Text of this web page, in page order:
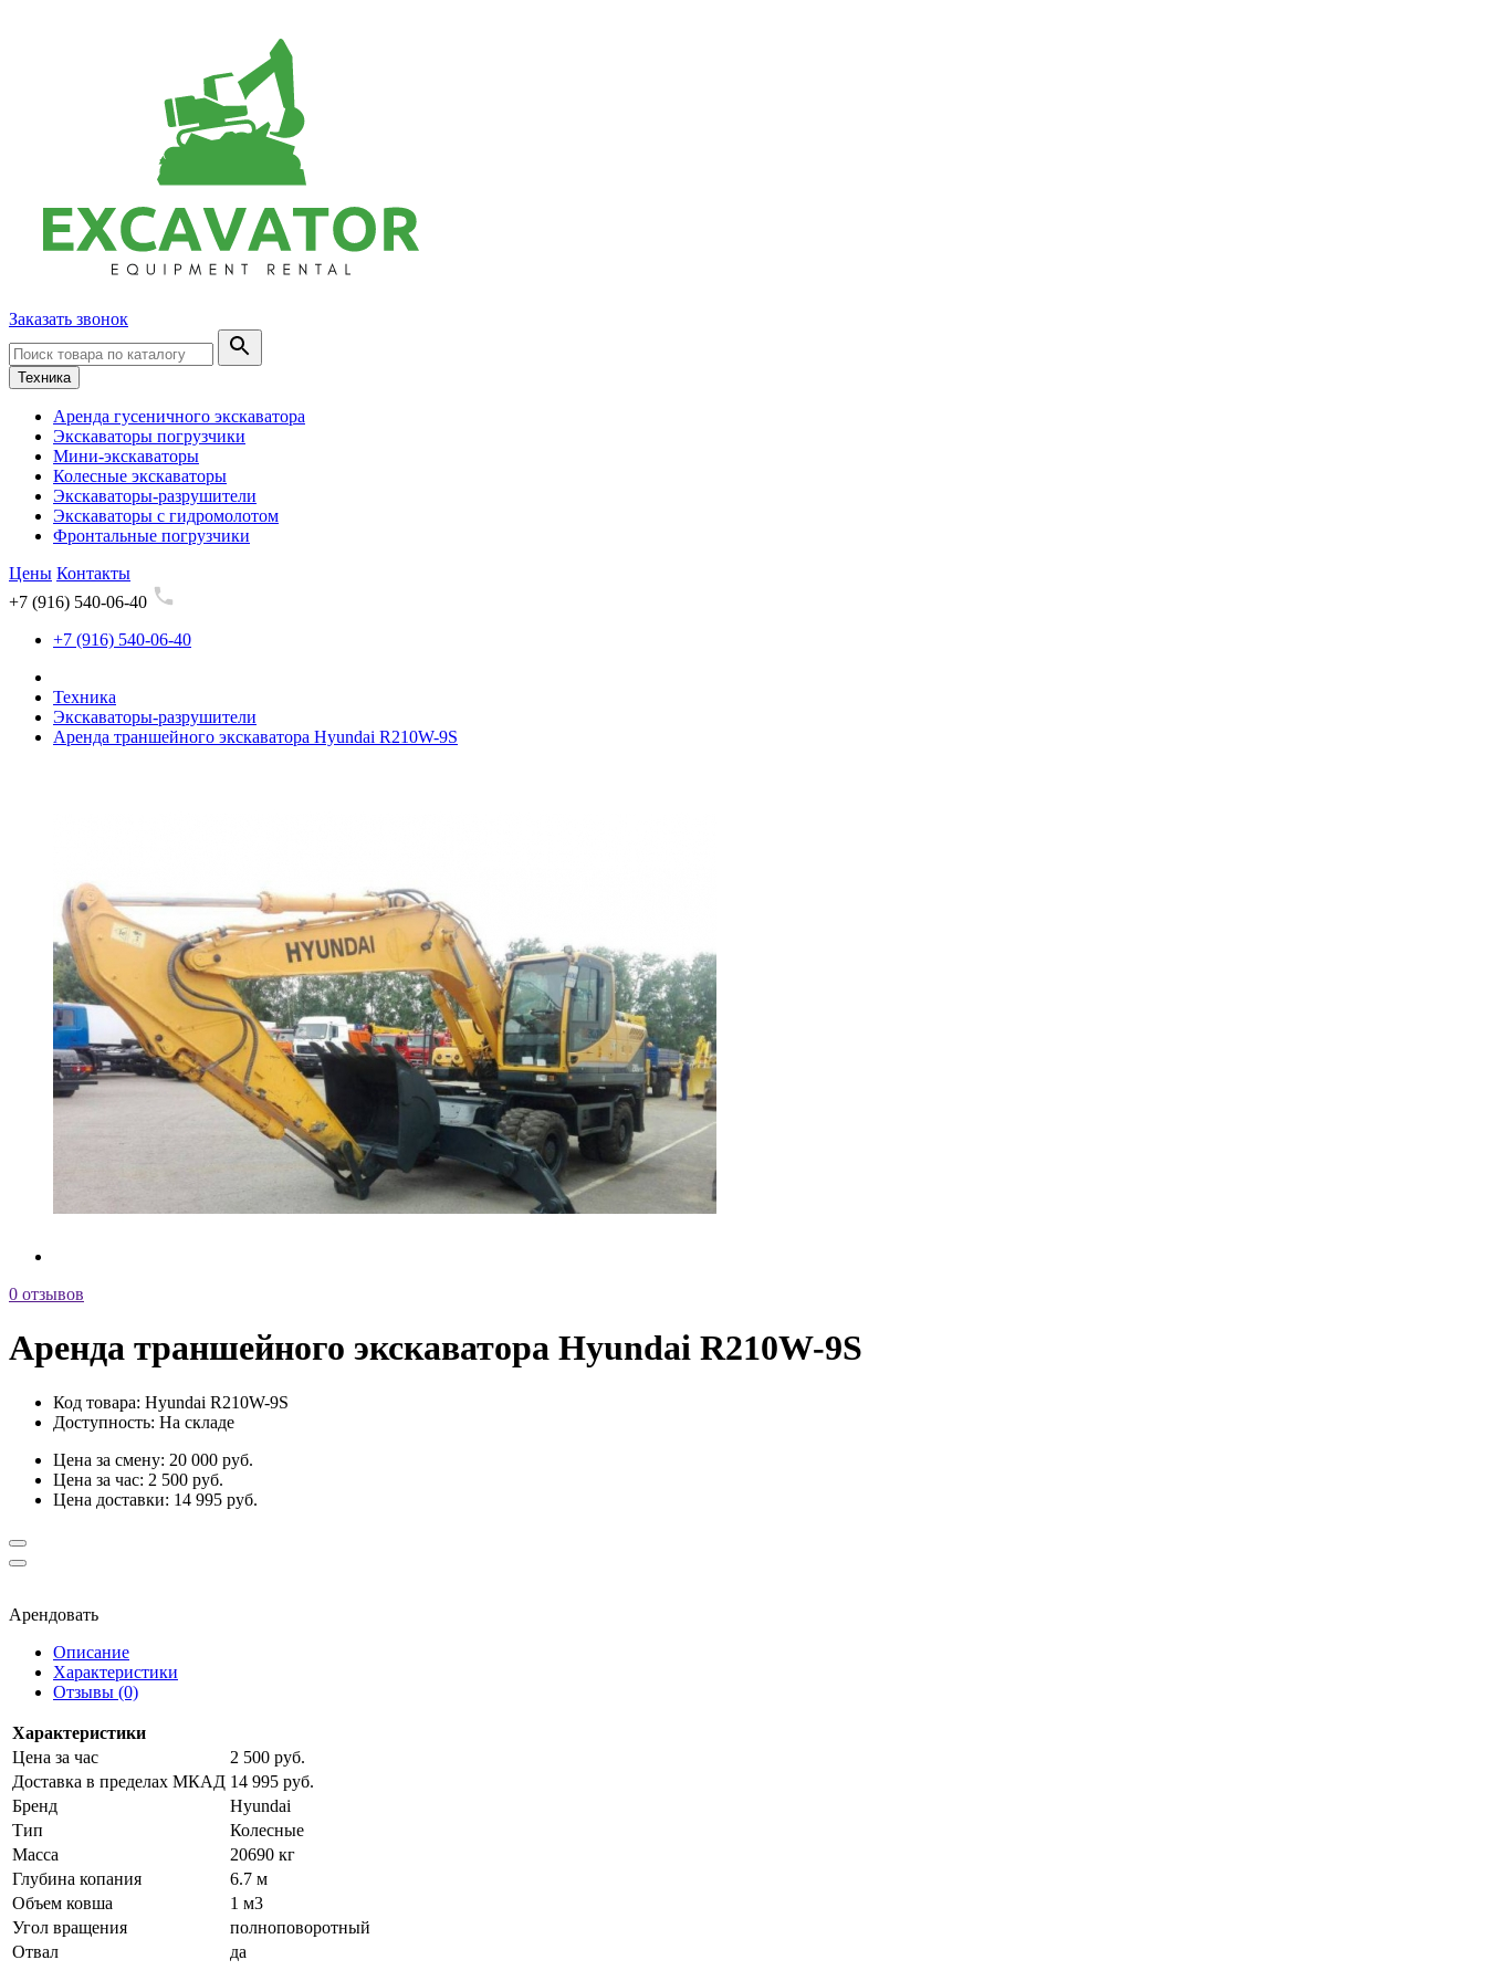
Заказать звонок
Техника
Аренда гусеничного экскаватора
Экскаваторы погрузчики
Мини-экскаваторы
Колесные экскаваторы
Экскаваторы-разрушители
Экскаваторы с гидромолотом
Фронтальные погрузчики
Цены Контакты
+7 (916) 540-06-40
+7 (916) 540-06-40
Техника
Экскаваторы-разрушители
Аренда траншейного экскаватора Hyundai R210W-9S
0 отзывов
Аренда траншейного экскаватора Hyundai R210W-9S
Код товара: Hyundai R210W-9S
Доступность: На складе
Цена за смену: 20 000 руб.
Цена за час: 2 500 руб.
Цена доставки: 14 995 руб.
Арендовать
Описание
Характеристики
Отзывы (0)
Характеристики
Цена за час
2 500 руб.
Доставка в пределах МКАД 14 995 руб.
Бренд
Hyundai
Тип
Колесные
Масса
20690 кг
Глубина копания
6.7 м
Объем ковша
1 м3
Угол вращения
полноповоротный
Отвал
да